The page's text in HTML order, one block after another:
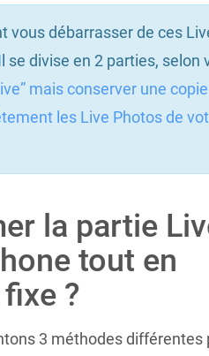
vous débarrasser de ces
se divise en 2 parties, selon
mais conserver une
les Live Photos de
la partie
tout en
?
3 méthodes différentes